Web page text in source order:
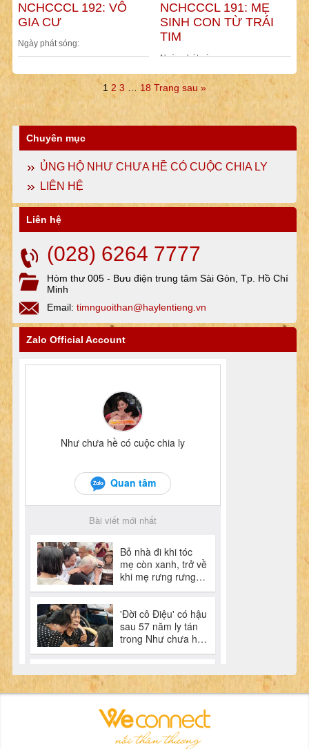
NCHCCCL 192: VÔ
GIA CƯ
Ngày phát sóng:
NCHCCCL 191: MẸ
SINH CON TỪ TRÁI
TIM
Ngày phát sóng:
1 2 3 18 Trang sau »
Chuyên mục
ỦNG HỘ NHƯ CHƯA HỀ CÓ CUỘC CHIA LY
LIÊN HỆ
Liên hệ
(028) 6264 7777
Hòm thư 005 - Bưu điện trung tâm Sài Gòn, Tp. Hồ Chí
Minh
Email: timnguoithan@haylentieng.vn
Zalo Official Account